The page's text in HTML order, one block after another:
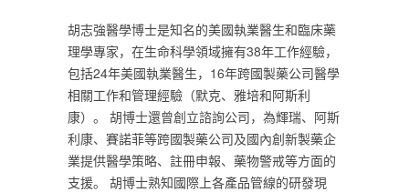
‎胡志強醫學博士是知名的美國執業醫生和臨床藥
理學專家，在生命科學領域擁有38年工作經驗，
包括24年美國執業醫生，16年跨國製藥公司醫學
相關工作和管理經驗（默克、雅培和阿斯利
康）。 胡博士還曾創立諮詢公司，為輝瑞、阿斯
利康、賽諾菲等跨國製藥公司及國內創新製藥企
業提供醫學策略、註冊申報、藥物警戒等方面的
支援。 胡博士熟知國際上各產品管線的研發現